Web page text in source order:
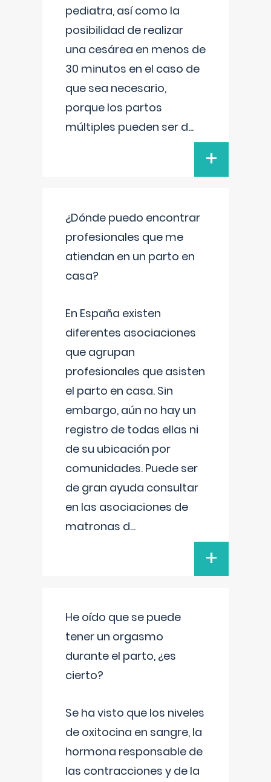
pediatra, así como la
posibilidad de realizar
una cesárea en menos de
30 minutos en el caso de
que sea necesario,
porque los partos
múltiples pueden ser d...
+
¿Dónde puedo encontrar
profesionales que me
atiendan en un parto en
casa?
En España existen
diferentes asociaciones
que agrupan
profesionales que asisten
el parto en casa. Sin
embargo, aún no hay un
registro de todas ellas ni
de su ubicación por
comunidades. Puede ser
de gran ayuda consultar
en las asociaciones de
matronas d...
+
He oído que se puede
tener un orgasmo
durante el parto, ¿es
cierto?
Se ha visto que los niveles
de oxitocina en sangre, la
hormona responsable de
las contracciones y de la